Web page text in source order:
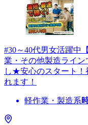
#30～40代男女活躍中
業・その他製造ライ
し★安心のスタート！
れます！
軽作業・製造系